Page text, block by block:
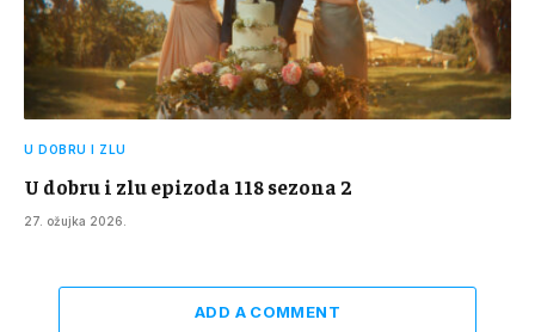
U DOBRU I ZLU
U dobru i zlu epizoda 118 sezona 2
27. ožujka 2026.
ADD A COMMENT